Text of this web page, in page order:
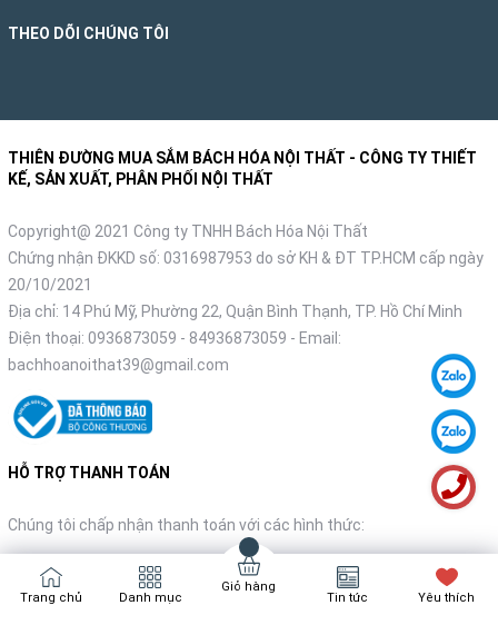
THEO DÕI CHÚNG TÔI
THIÊN ĐƯỜNG MUA SẮM BÁCH HÓA NỘI THẤT - CÔNG TY THIẾT
KẾ, SẢN XUẤT, PHÂN PHỐI NỘI THẤT
Copyright@ 2021 Công ty TNHH Bách Hóa Nội Thất
Chứng nhận ĐKKD số: 0316987953 do sở KH & ĐT TP.HCM cấp ngày
20/10/2021
Địa chỉ: 14 Phú Mỹ, Phường 22, Quận Bình Thạnh, TP. Hồ Chí Minh
Điện thoại: 0936873059 - 84936873059 - Email:
bachhoanoithat39@gmail.com
HỖ TRỢ THANH TOÁN
Chúng tôi chấp nhận thanh toán với các hình thức:
Trang chủ Danh mục
Giỏ hàng
Tin tức Yêu thích